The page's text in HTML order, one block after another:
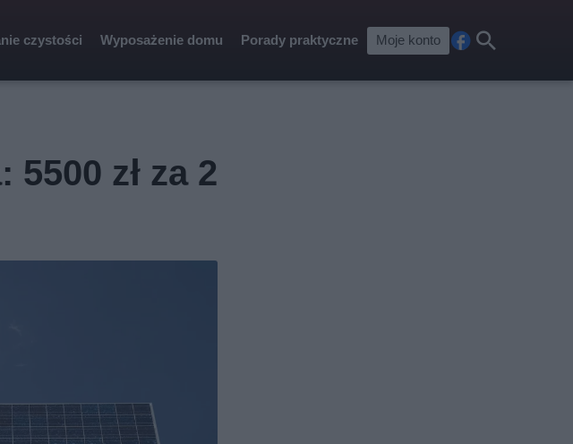
czystości Wyposażenie domu Porady praktyczne Moje konto
cebkaj
zł za 2